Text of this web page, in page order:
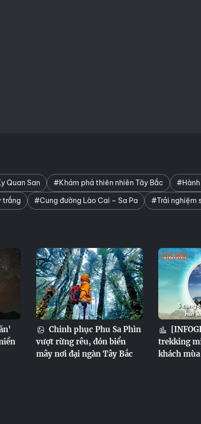
Quan San #Khám phá thiên nhiên Tây Bắc
trắng
#Cung đường Lào Cai – Sa Pa #Trải nghiệm
Chinh phục Phu Sa Phìn
vượt rừng rêu, đón biển
mây nơi đại ngàn Tây Bắc
trekking
khách